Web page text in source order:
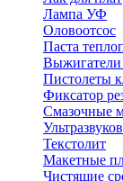
Лампа УФ
Оловоотсос
Паста
Выжигатели
Пистолеты
Фиксатор
Смазочные
Текстолит
Макетные
Чистящие